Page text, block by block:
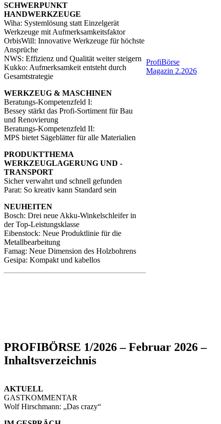
SCHWERPUNKT
HANDWERKZEUGE
Wiha: Systemlösung statt Einzelgerät
Werkzeuge mit Aufmerksamkeitsfaktor
OrbisWill: Innovative Werkzeuge für höchste
Ansprüche
NWS: Effizienz und Qualität weiter steigern
Kukko: Aufmerksamkeit entsteht durch
Gesamtstrategie
WERKZEUG & MASCHINEN
Beratungs-Kompetenzfeld I:
Bessey stärkt das Profi-Sortiment für Bau
und Renovierung
Beratungs-Kompetenzfeld II:
MPS bietet Sägeblätter für alle Materialien
PRODUKTTHEMA
WERKZEUGLAGERUNG UND -
TRANSPORT
Sicher verwahrt und schnell gefunden
Parat: So kreativ kann Standard sein
NEUHEITEN
Bosch: Drei neue Akku-Winkelschleifer in
der Top-Leistungsklasse
Eibenstock: Neue Produktlinie für die
Metallbearbeitung
Famag: Neue Dimension des Holzbohrens
Gesipa: Kompakt und kabellos
ProfiBörse
Magazin 2.2026
PROFIBÖRSE 1/2026 – Februar 2026 –
Inhaltsverzeichnis
AKTUELL
GASTKOMMENTAR
Wolf Hirschmann: „Das crazy“